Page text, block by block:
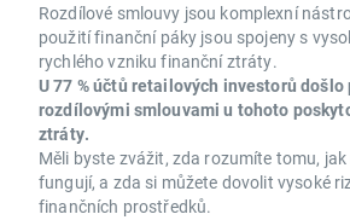
Rozdílové smlouvy jsou komplexní
použití finanční páky jsou spojeny s
rychlého vzniku finanční ztráty.
U 77 % účtů retailových investorů
rozdílovými smlouvami u tohoto
ztráty.
Měli byste zvážit, zda rozumíte tomu,
fungují, a zda si můžete dovolit vysoké
finančních prostředků.